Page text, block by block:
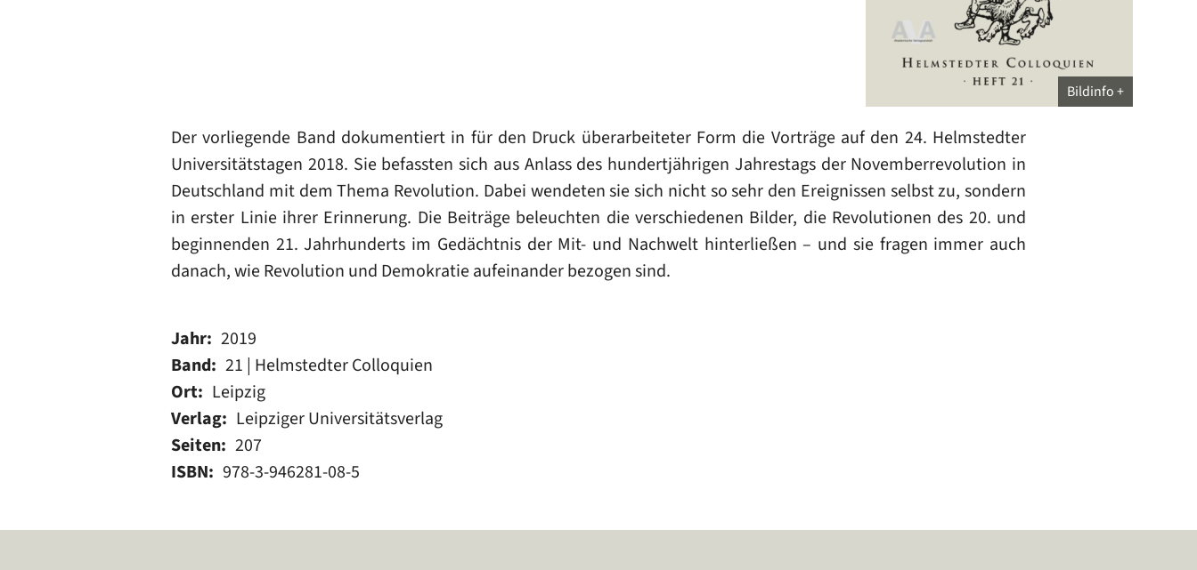
Bildinfo
Der vorliegende Band dokumentiert in für den Druck überarbeiteter Form die Vorträge auf den 24. Helmstedter
Universitätstagen 2018. Sie befassten sich aus Anlass des hundertjährigen Jahrestags der Novemberrevolution in
Deutschland mit dem Thema Revolution. Dabei wendeten sie sich nicht so sehr den Ereignissen selbst zu, sondern
in erster Linie ihrer Erinnerung. Die Beiträge beleuchten die verschiedenen Bilder, die Revolutionen des 20. und
beginnenden 21. Jahrhunderts im Gedächtnis der Mit- und Nachwelt hinterließen – und sie fragen immer auch
danach, wie Revolution und Demokratie aufeinander bezogen sind.
Jahr 2019
Band 21 | Helmstedter Colloquien
Ort
Leipzig
Verlag
Leipziger Universitätsverlag
Seiten 207
ISBN
978-3-946281-08-5